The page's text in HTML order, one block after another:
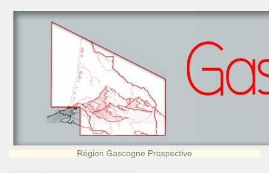
Région Gascogne Prospective